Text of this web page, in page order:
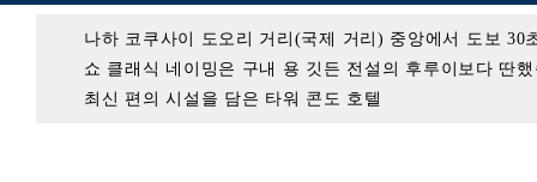
나하 코쿠사이 도오리 거리(국제 거리) 중앙에서 도보
쇼 클래식 네이밍은 구내 용 깃든 전설의 후루이보다 딴
최신 편의 시설을 담은 타워 콘도 호텔